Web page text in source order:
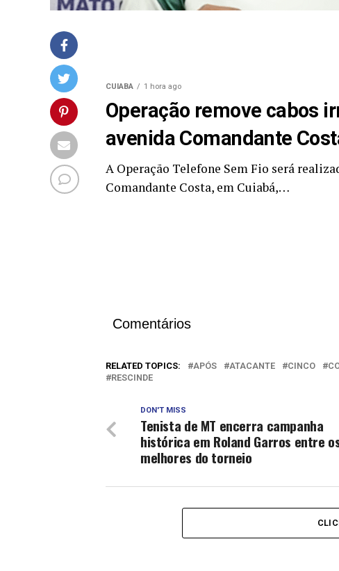
CUIABA 1 hora ago
Operação remove cabos
avenida Comandante
A Operação Telefone Sem Fio será
Comandante Costa, em Cuiabá,…
Comentários
RELATED TOPICS: APÓS ATACANTE CINCO
RESCINDE
DON'T MISS
Tenista de MT encerra campanha
histórica em Roland Garros entre
melhores do torneio